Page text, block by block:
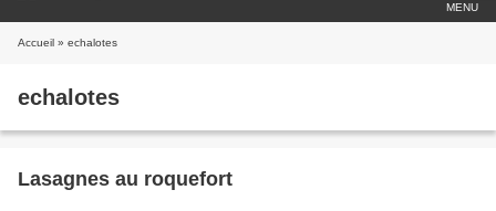
MENU
Accueil » echalotes
echalotes
Lasagnes au roquefort